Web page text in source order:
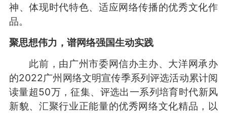
神、体现时代特色、适应网络传播的优秀文化作
品。
聚思想伟力，谱网络强国生动实践
此前，由广州市委网信办主办、大洋网承办
的2022广州网络文明宣传季系列评选活动累计阅
读量超50万，征集、评选出一系列培育时代新风
新貌、汇聚行业正能量的优秀网络文化精品，以